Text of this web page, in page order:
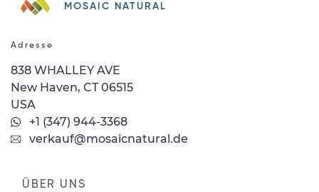
MOSAIC NATURAL
Adresse
838 WHALLEY AVE
New Haven, CT 06515
USA
+1 (347) 944-3368
verkauf@mosaicnatural.de
ÜBER UNS